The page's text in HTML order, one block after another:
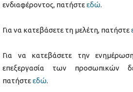
ενδιαφέροντος, πατήστεεδώ.
Για να κατεβάσετε τη μελέτη, πατήστε
Για να κατεβάσετε την
επεξεργασία των προσωπικών
πατήστεεδώ.